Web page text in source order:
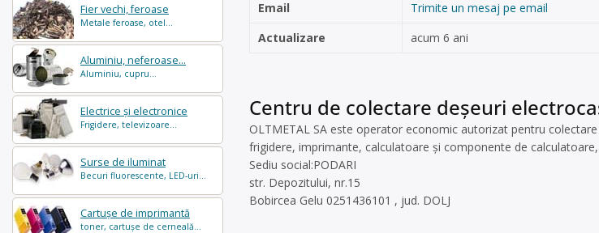
Fier vechi, feroase
Metale feroase, otel...
Aluminiu, neferoase...
Aluminiu, cupru...
Electrice și electronice
Frigidere, televizoare...
Surse de iluminat
Becuri fluorescente, LED-uri...
Cartușe de imprimantă
toner, cartușe de cerneală...
Email
Trimite un mesaj pe email
Actualizare
acum 6 ani
Centru de colectare deșeuri
OLTMETAL SA este operator economic autorizat pentru
frigidere, imprimante, calculatoare și componente de
Sediu social:PODARI
str. Depozitului, nr.15
Bobircea Gelu 0251436101 , jud. DOLJ